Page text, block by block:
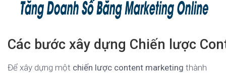
Các bước xây dựng Chiến lược
Để xây dựng một chiến lược content marketing thành